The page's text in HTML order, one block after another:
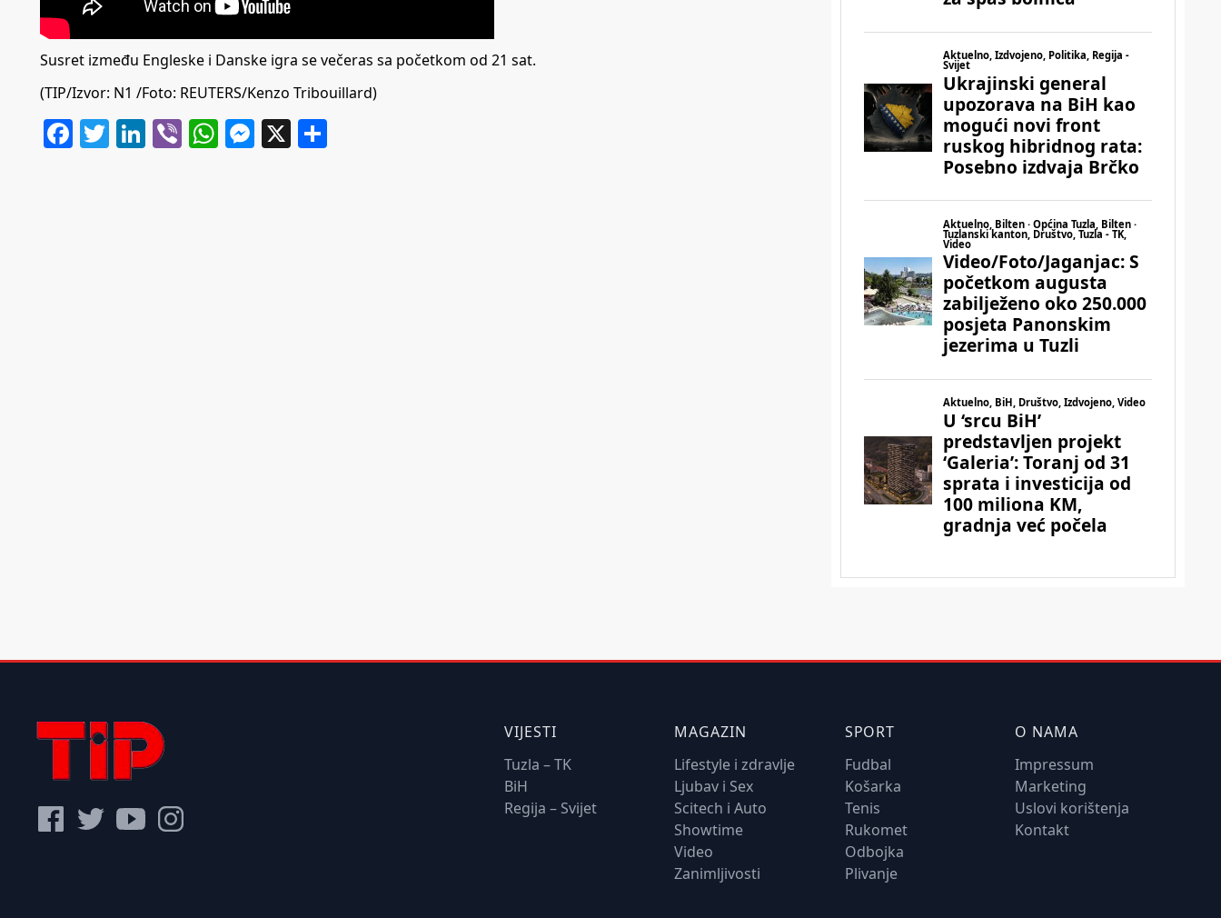
Susret između Engleske i Danske igra se večeras sa početkom od 21 sat.
(TIP/Izvor: N1 /Foto: REUTERS/Kenzo Tribouillard)
Facebook
Twitter
LinkedIn
ViberWhatsApp
Messenger
X
VIJESTI
Tuzla – TK
BiH
Regija – Svijet
MAGAZIN
Lifestyle i zdravlje
Ljubav i Sex
Scitech i Auto
Showtime
Video
Zanimljivosti
SPORT
Fudbal
Košarka
Tenis
Rukomet
Odbojka
Plivanje
O NAMA
Impressum
Marketing
Uslovi korištenja
Kontakt